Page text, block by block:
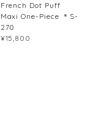
French Dot Puff
Maxi One-Piece ＊S-
270
¥15,800